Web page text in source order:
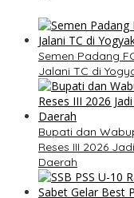
Semen Padang
Jalani TC di
Bupati dan
Reses III 2026
Daerah